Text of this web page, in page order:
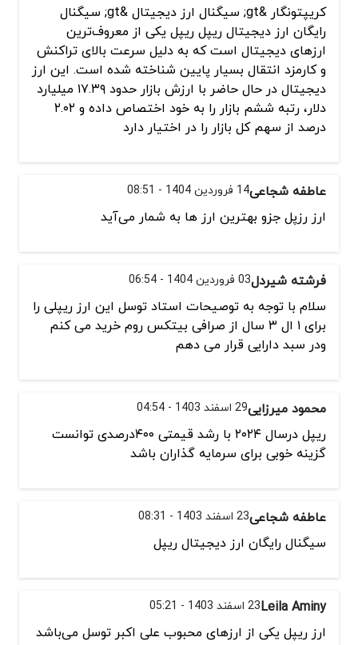
کریپتونگار &gt; سیگنال ارز دیجیتال &gt; سیگنال
رایگان ارز دیجیتال ریپل ریپل یکی از معروف‌ترین
ارزهای دیجیتال است که به دلیل سرعت بالای تراکنش
و کارمزد انتقال بسیار پایین شناخته شده است. این ارز
دیجیتال در حال حاضر با ارزش بازار حدود ۱۷.۳۹ میلیارد
دلار، رتبه ششم بازار را به خود اختصاص داده و ۲.۰۲
درصد از سهم کل بازار را در اختیار دارد
عاطفه شجاعی14 فروردین 1404 - 08:51
ارز رزپل جزو بهترین ارز ها به شمار می‌آید
فرشته شیردل03 فروردین 1404 - 06:54
سلام با توجه به توصیحات استاد توسل این ارز ریپلی را
برای ۱ ال ۳ سال از صرافی بیتکس روم خرید می کنم
ودر سبد دارایی قرار می دهم
محمود میرزایی29 اسفند 1403 - 04:54
ریپل درسال ۲۰۲۴ با رشد قیمتی ۴۰۰درصدی توانست
گزینه خوبی برای سرمایه گذاران باشد
عاطفه شجاعی23 اسفند 1403 - 08:31
سیگنال رایگان ارز دیجیتال ریپل
Leila Aminy23 اسفند 1403 - 05:21
ارز ریپل یکی از ارزهای محبوب علی اکبر توسل می‌باشد